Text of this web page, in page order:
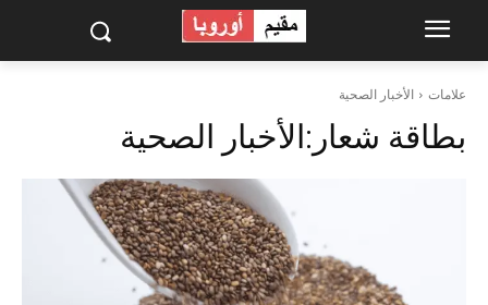
علامات الأخبار الصحية
بطاقة شعار:الأخبار الصحية